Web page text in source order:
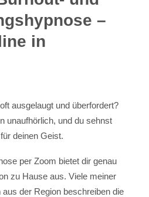
–
in
ausgelaugt und überfordert?
unaufhörlich, und du sehnst
deinen Geist.
per Zoom bietet dir genau
zu Hause aus. Viele meiner
aus der Region beschreiben die